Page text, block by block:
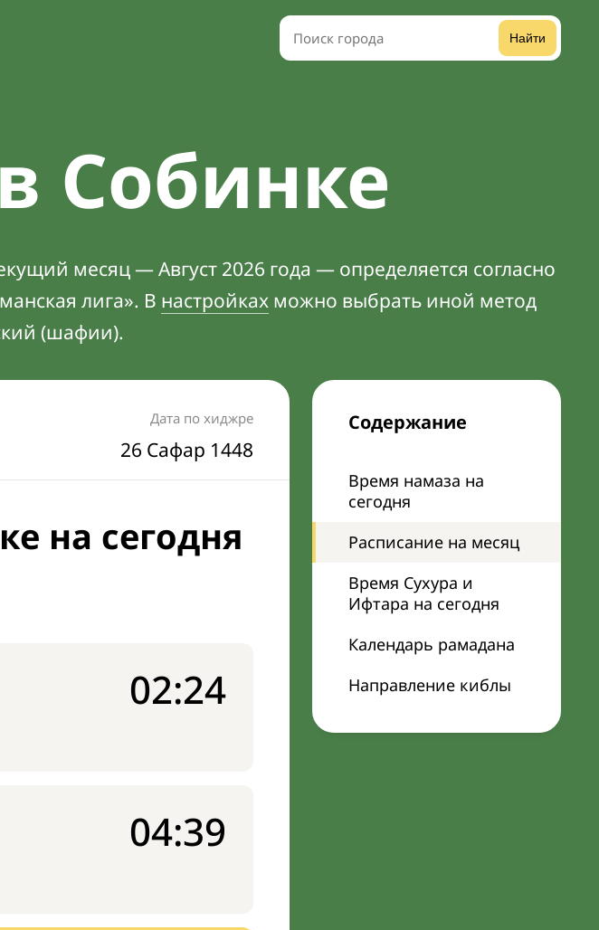
Найти
Собинке
месяц — Август 2026 года — определяется согласно
лига». В настройках можно выбрать иной метод
(шафии).
Содержание
Время намаза на
сегодня
Расписание на месяц
Время Сухура и
Ифтара на сегодня
Календарь рамадана
Направление киблы
Дата по хиджре
26 Сафар 1448
на сегодня
02:24
04:39